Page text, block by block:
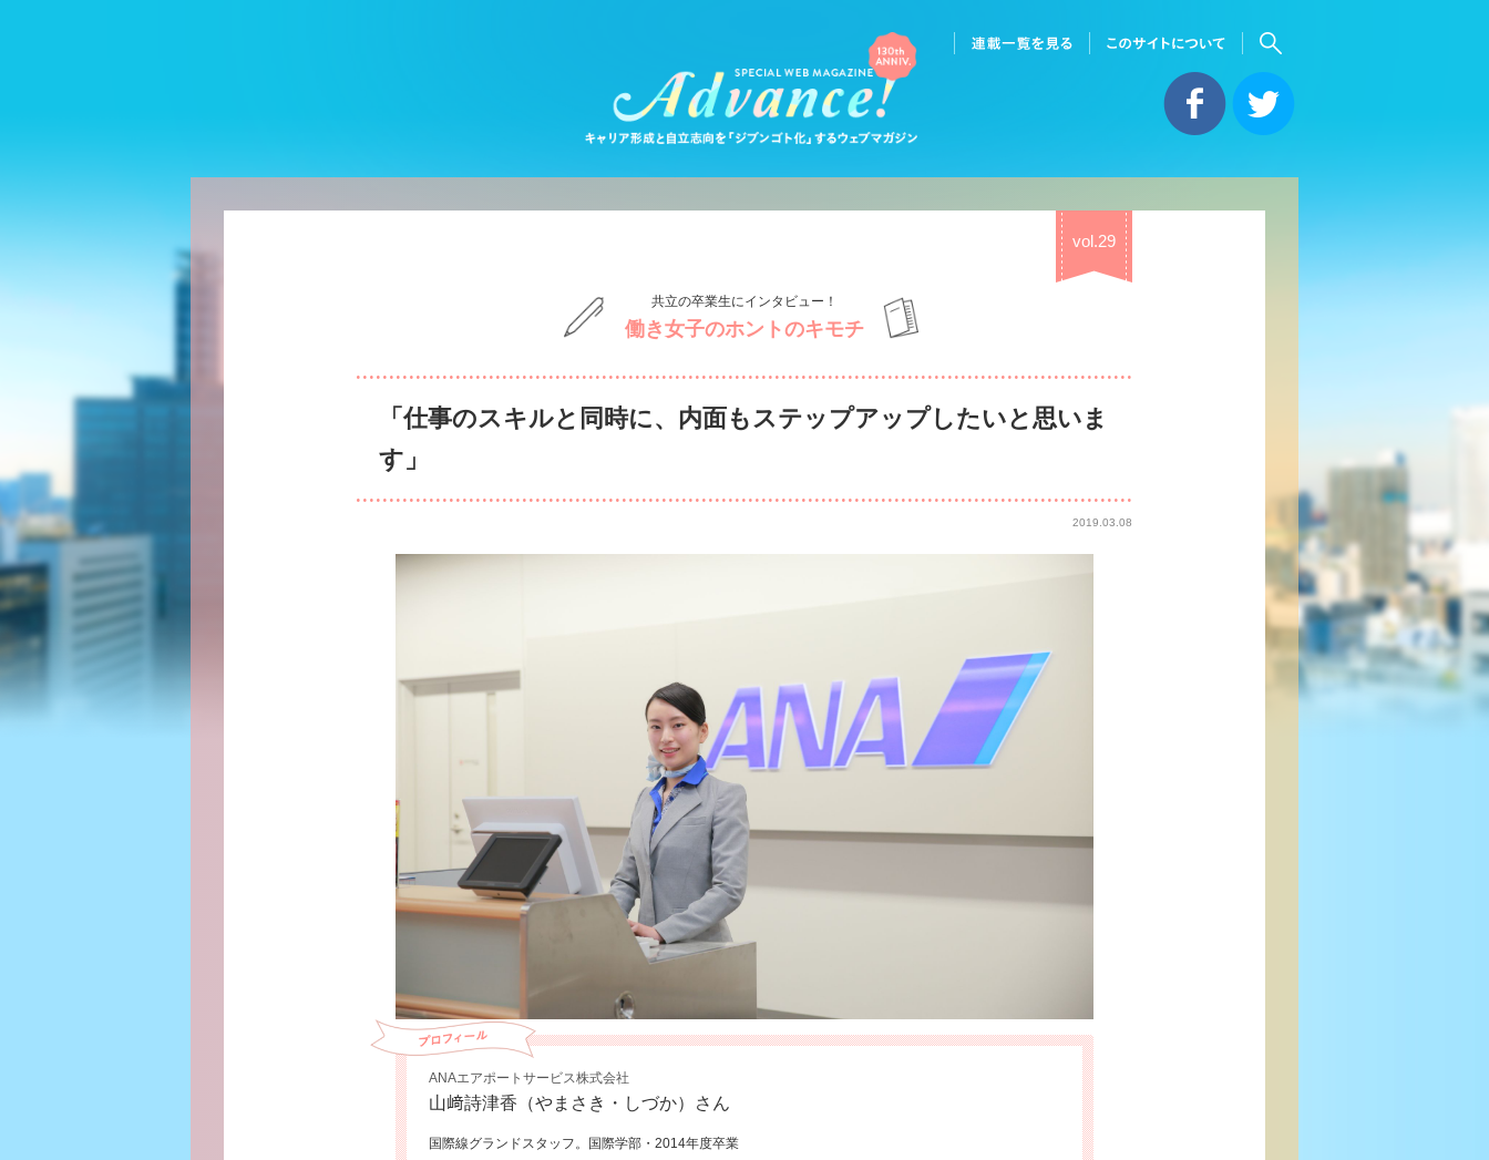
vol.29
共立の卒業生にインタビュー！
働き女子のホントのキモチ
「仕事のスキルと同時に、内面もステップアップしたいと思いま
す」
2019.03.08
ANAエアポートサービス株式会社
山﨑詩津香（やまさき・しづか）さん
国際線グランドスタッフ。国際学部・2014年度卒業